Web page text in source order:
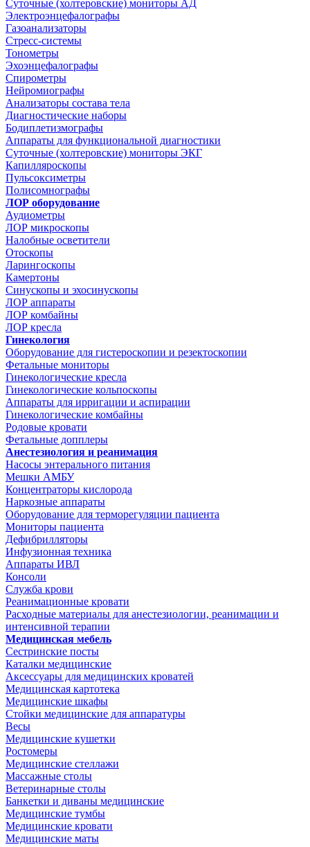
Суточные (холтеровские) мониторы АД
Электроэнцефалографы
Газоанализаторы
Стресс-системы
Тонометры
Эхоэнцефалографы
Спирометры
Нейромиографы
Анализаторы состава тела
Диагностические наборы
Бодиплетизмографы
Аппараты для функциональной диагностики
Суточные (холтеровские) мониторы ЭКГ
Капилляроскопы
Пульсоксиметры
Полисомнографы
ЛОР оборудование
Аудиометры
ЛОР микроскопы
Налобные осветители
Отоскопы
Ларингоскопы
Камертоны
Синускопы и эхосинускопы
ЛОР аппараты
ЛОР комбайны
ЛОР кресла
Гинекология
Оборудование для гистероскопии и резектоскопии
Фетальные мониторы
Гинекологические кресла
Гинекологические кольпоскопы
Аппараты для ирригации и аспирации
Гинекологические комбайны
Родовые кровати
Фетальные допплеры
Анестезиология и реанимация
Насосы энтерального питания
Мешки АМБУ
Концентраторы кислорода
Наркозные аппараты
Оборудование для терморегуляции пациента
Мониторы пациента
Дефибрилляторы
Инфузионная техника
Аппараты ИВЛ
Консоли
Служба крови
Реанимационные кровати
Расходные материалы для анестезиологии, реанимации и
интенсивной терапии
Медицинская мебель
Сестринские посты
Каталки медицинские
Аксессуары для медицинских кроватей
Медицинская картотека
Медицинские шкафы
Стойки медицинские для аппаратуры
Весы
Медицинские кушетки
Ростомеры
Медицинские стеллажи
Массажные столы
Ветеринарные столы
Банкетки и диваны медицинские
Медицинские тумбы
Медицинские кровати
Медицинские маты